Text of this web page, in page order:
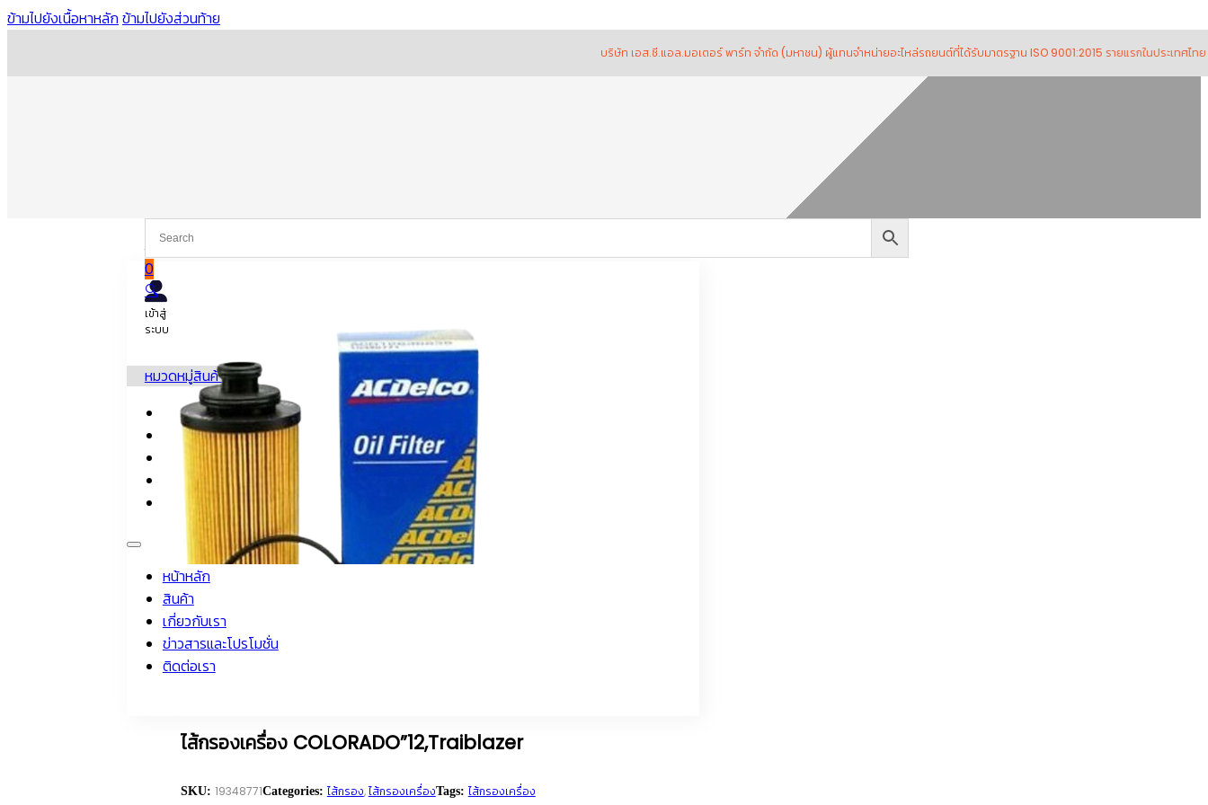
ข้ามไปยังเนื้อหาหลัก ข้ามไปยังส่วนท้าย
บริษัท เอส.ซี.แอล.มอเตอร์ พาร์ท จำกัด (มหาชน) ผู้แทนจำหน่ายอะไหล่รถยนต์ที่ได้รับมาตรฐาน ISO 9001:2015 รายแรกในประเทศไทย
0
เข้าสู่
ระบบ
หมวดหมู่สินค้า
หน้าหลัก
สินค้า
เกี่ยวกับเรา
ข่าวสารและโปรโมชั่น
ติดต่อเรา
หน้าหลัก
สินค้า
เกี่ยวกับเรา
ข่าวสารและโปรโมชั่น
ติดต่อเรา
หน้าหลักไส้กรอง
🔍
ไส้กรองเครื่อง COLORADO”12,Traiblazer
SKU: 19348771Categories: ไส้กรอง,ไส้กรองเครื่องTags: ไส้กรองเครื่อง